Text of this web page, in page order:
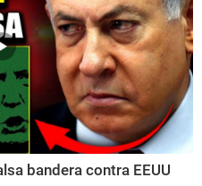
bandera contra EEUU